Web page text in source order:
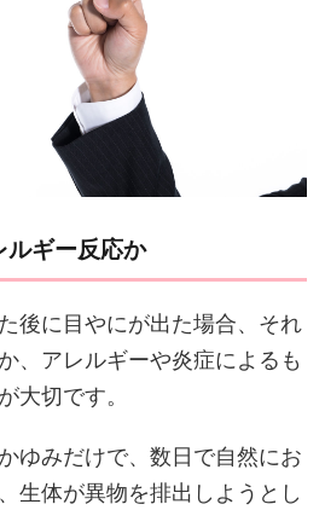
ルギー反応か
後に目やにが出た場合、それ
、アレルギーや炎症によるも
大切です。
ゆみだけで、数日で自然にお
生体が異物を排出しようとし